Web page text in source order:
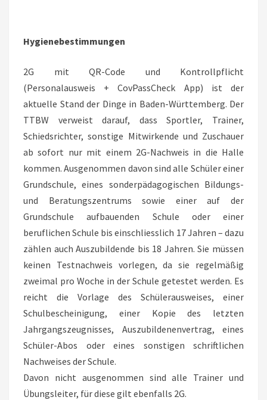
Hygienebestimmungen
2G mit QR-Code und Kontrollpflicht
(Personalausweis + CovPassCheck App) ist der
aktuelle Stand der Dinge in Baden-Württemberg. Der
TTBW verweist darauf, dass Sportler, Trainer,
Schiedsrichter, sonstige Mitwirkende und Zuschauer
ab sofort nur mit einem 2G-Nachweis in die Halle
kommen. Ausgenommen davon sind alle Schüler einer
Grundschule, eines sonderpädagogischen Bildungs-
und Beratungszentrums sowie einer auf der
Grundschule aufbauenden Schule oder einer
beruflichen Schule bis einschliesslich 17 Jahren – dazu
zählen auch Auszubildende bis 18 Jahren. Sie müssen
keinen Testnachweis vorlegen, da sie regelmäßig
zweimal pro Woche in der Schule getestet werden. Es
reicht die Vorlage des Schülerausweises, einer
Schulbescheinigung, einer Kopie des letzten
Jahrgangszeugnisses, Auszubildenenvertrag, eines
Schüler-Abos oder eines sonstigen schriftlichen
Nachweises der Schule.
Davon nicht ausgenommen sind alle Trainer und
Übungsleiter, für diese gilt ebenfalls 2G.